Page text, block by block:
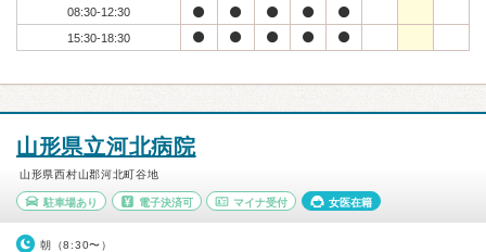
08:30-12:30
15:30-18:30
山形県立河北病院
山形県西村山郡河北町谷地
駐車場あり 電子決済可 マイナ受付 女医在籍
朝（8:30〜）